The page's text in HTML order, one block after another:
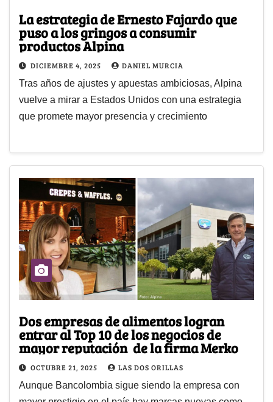
La estrategia de Ernesto Fajardo que
puso a los gringos a consumir
productos Alpina
DICIEMBRE 4, 2025 DANIEL MURCIA
Tras años de ajustes y apuestas ambiciosas, Alpina
vuelve a mirar a Estados Unidos con una estrategia
que promete mayor presencia y crecimiento
Dos empresas de alimentos logran
entrar al Top 10 de los negocios de
mayor reputación de la firma Merko
OCTUBRE 21, 2025 LAS DOS ORILLAS
Aunque Bancolombia sigue siendo la empresa con